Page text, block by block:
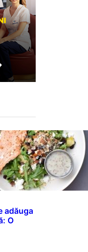
adăuga
O